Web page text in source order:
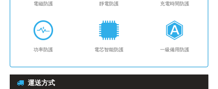
電磁防護 靜電防護 充電時間防護
功率防護 電芯智能防護 一級備用防護
運送方式